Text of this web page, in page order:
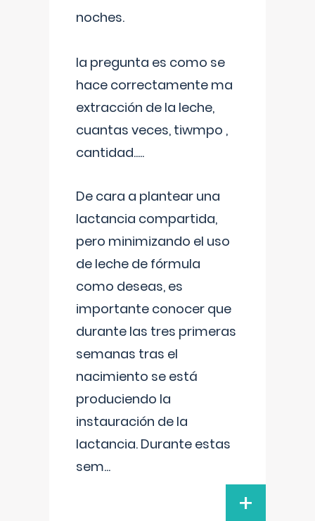
noches.
la pregunta es como se
hace correctamente ma
extracción de la leche,
cuantas veces, tiwmpo ,
cantidad.....
De cara a plantear una
lactancia compartida,
pero minimizando el uso
de leche de fórmula
como deseas, es
importante conocer que
durante las tres primeras
semanas tras el
nacimiento se está
produciendo la
instauración de la
lactancia. Durante estas
sem...
+